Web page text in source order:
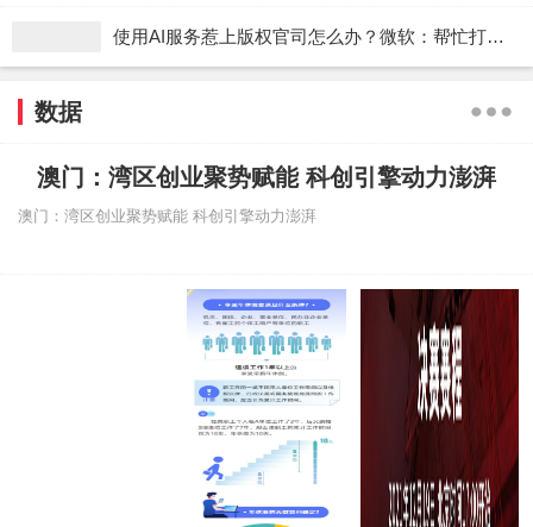
使用AI服务惹上版权官司怎么办？微软：帮忙打官司 赔偿金全包。当地时间周四，微软总裁布拉德·史密斯、首席法务官Hossein Nowbar联合发布声明称，进一步扩大对用户使用微软Copilot服务的知识产权纠纷支持承诺。微软也在周四更新了Copilot的版权承诺，为客户们提供了一个明确的答案
数据
澳门：湾区创业聚势赋能 科创引擎动力澎湃
澳门：湾区创业聚势赋能 科创引擎动力澎湃